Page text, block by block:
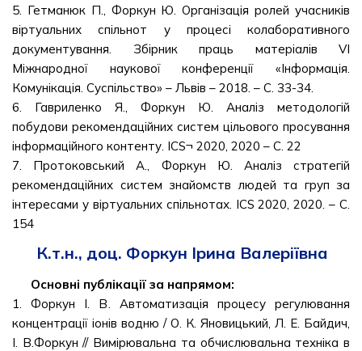
5. Гетманюк П., Форкун Ю. Організація ролей учасників
віртуальних спільнот у процесі колаборативного
документування. Збірник праць матеріалів VI
Міжнародної наукової конференції «Інформація.
Комунікація. Суспільство» – Львів – 2018. – С. 33-34.
6. Гавриленко Я., Форкун Ю. Аналіз методологій
побудови рекомендаційних систем цільового просування
інформаційного контенту. ICS¬ 2020, 2020 – С. 22
7. Протоковський А., Форкун Ю. Аналіз стратегій
рекомендаційних систем знайомств людей та груп за
інтересами у віртуальних спільнотах. ICS 2020, 2020. – С.
154
К.т.н., доц. Форкун Ірина Валеріївна
Основні публікації за напрямом:
1. Форкун І. В. Автоматизація процесу регулювання
концентрації іонів водню / О. К. Яновицький, Л. Е. Байдич,
І. В.Форкун // Вимірювальна та обчислювальна техніка в